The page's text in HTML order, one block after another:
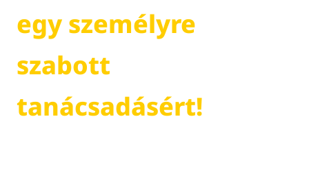
egy személyre
szabott
tanácsadásért!